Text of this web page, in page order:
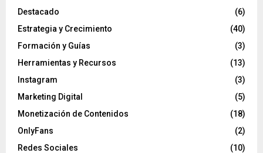
Destacado
(6)
Estrategia y Crecimiento
(40)
Formación y Guías
(3)
Herramientas y Recursos
(13)
Instagram
(3)
Marketing Digital
(5)
Monetización de Contenidos
(18)
OnlyFans
(2)
Redes Sociales
(10)